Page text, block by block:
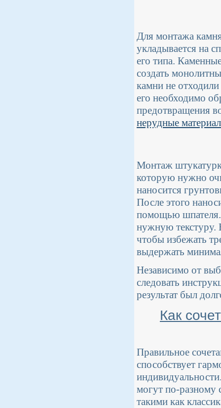
Для монтажа
укладывается на
его типа.
создать
камни не
его необходимо
предотвращения
нерудные
Монтаж
которую нужно
наносится
После этого
помощью шпателя.
нужную текстуру.
чтобы избежать
выдержать
Независимо от
следовать
результат был
Как
Правильное
способствует
могут по-разному
такими как